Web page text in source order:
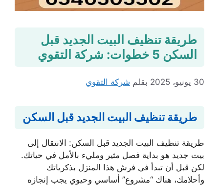
طريقة تنظيف البيت الجديد قبل
السكن 5 خطوات: شركة التقوي
30 يونيو، 2025 بقلم شركة التقوي
طريقة تنظيف البيت الجديد قبل السكن
طريقة تنظيف البيت الجديد قبل السكن: الانتقال إلى
بيت جديد هو بداية فصل مثير ومليء بالأمل في حياتك.
لكن قبل أن تبدأ في فرش هذا المنزل بذكرياتك
وأحلامك، هناك “مشروع” أساسي وحيوي يجب إنجازه